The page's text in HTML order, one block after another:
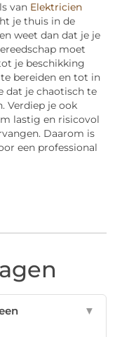
van Elektricien
je thuis in de
weet dan dat je je
moet
je beschikking
bereiden en tot in
dat je chaotisch te
Verdiep je ook
lastig en risicovol
Daarom is
een professional
▼